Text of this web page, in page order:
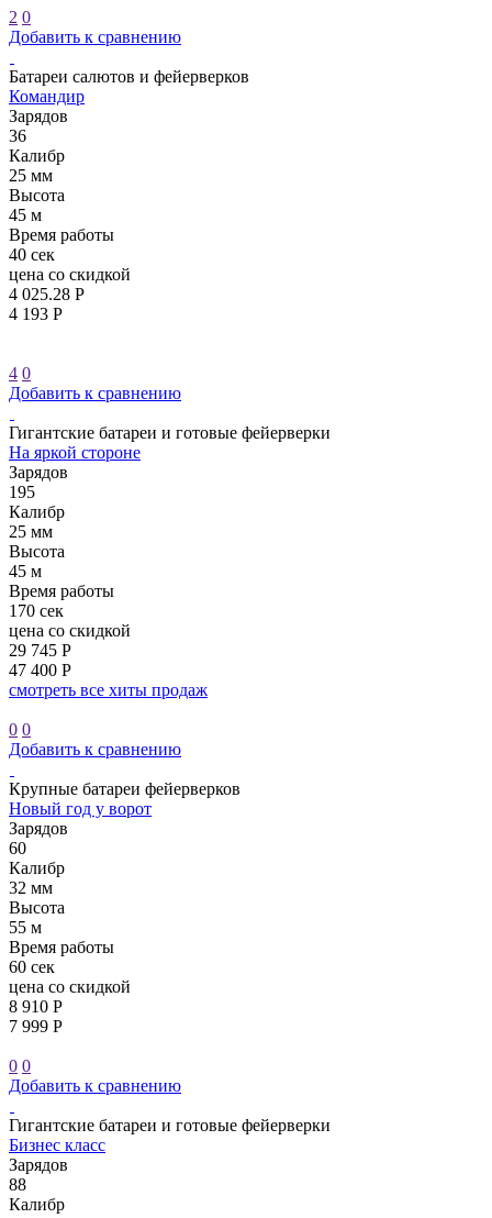
2 0
Добавить к сравнению
Батареи салютов и фейерверков
Командир
Зарядов
36
Калибр
25 мм
Высота
45 м
Время работы
40 сек
цена со скидкой
4 025.28 Р
4 193 Р
4 0
Добавить к сравнению
Гигантские батареи и готовые фейерверки
На яркой стороне
Зарядов
195
Калибр
25 мм
Высота
45 м
Время работы
170 сек
цена со скидкой
29 745 Р
47 400 Р
смотреть все хиты продаж
0 0
Добавить к сравнению
Крупные батареи фейерверков
Новый год у ворот
Зарядов
60
Калибр
32 мм
Высота
55 м
Время работы
60 сек
цена со скидкой
8 910 Р
7 999 Р
0 0
Добавить к сравнению
Гигантские батареи и готовые фейерверки
Бизнес класс
Зарядов
88
Калибр